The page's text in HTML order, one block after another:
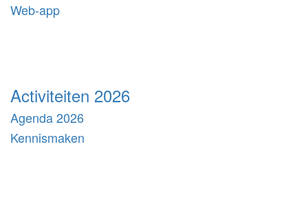
Web-app
Activiteiten 2026
Agenda 2026
Kennismaken